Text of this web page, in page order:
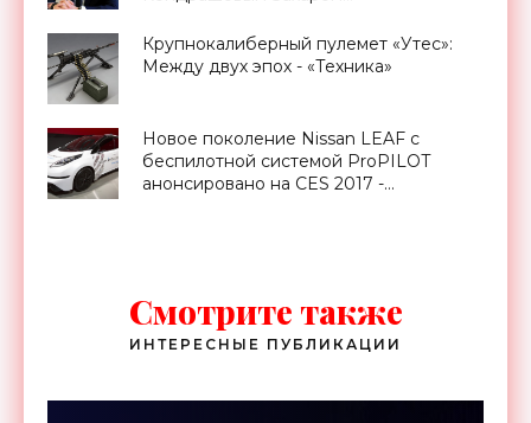
Форума «Микроэлектроника-2021» -
«Смартфоны»
Крупнокалиберный пулемет «Утес»:
Между двух эпох - «Техника»
Новое поколение Nissan LEAF с
беспилотной системой ProPILOT
анонсировано на CES 2017 -
Смотрите также
ИНТЕРЕСНЫЕ ПУБЛИКАЦИИ